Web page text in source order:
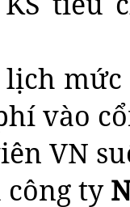
mức
vào
VN
công ty